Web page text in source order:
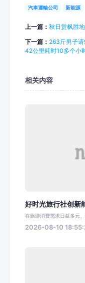
汽車運輸公司 新能源
上一篇： 秋日赏枫胜
下一篇： 263斤男子
42公里耗时10多个小
相关内容
好时光旅行社创新
在旅游消费需求日益多元
2026-08-10